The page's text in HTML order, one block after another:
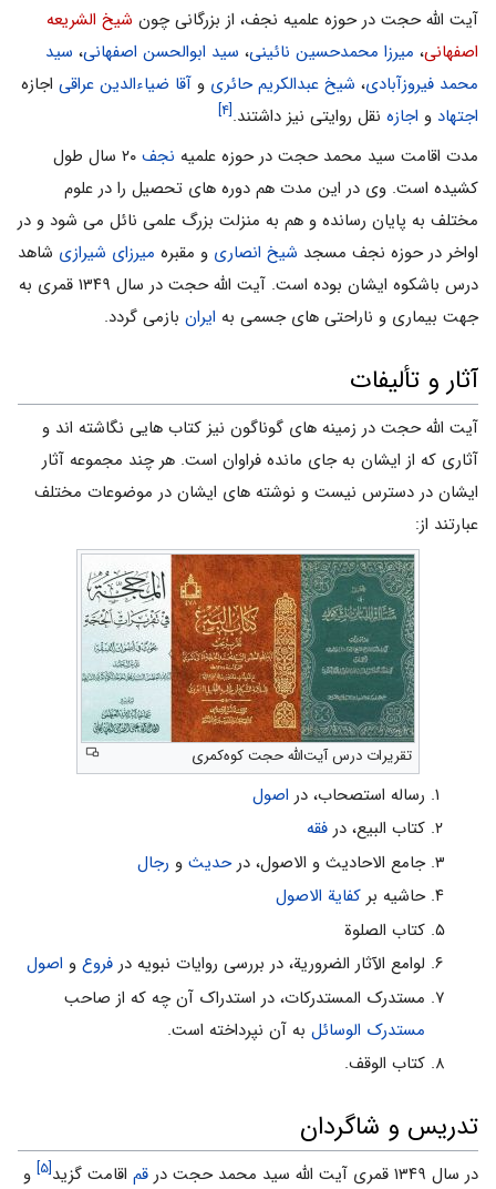
آیت الله حجت در حوزه علمیه نجف، از بزرگانى چون شیخ الشریعه
اصفهانى، میرزا محمدحسین نائینى، سید ابوالحسن اصفهانى، سید
محمد فیروزآبادی، شیخ عبدالکریم حائرى و آقا ضیاءالدین عراقى اجازه
اجتهاد و اجازه نقل روایتى نیز داشتند.[۴]
مدت اقامت سید محمد حجت در حوزه علمیه نجف
۲۰ سال طول
کشیده است. وى در این مدت هم دوره هاى تحصیل را در علوم
مختلف به پایان رسانده و هم به منزلت بزرگ علمى نائل مى شود و در
اواخر در حوزه نجف مسجد شیخ انصارى و مقبره میرزاى شیرازى شاهد
درس باشکوه ایشان بوده است. آیت الله حجت در سال ۱۳۴۹ قمرى به
جهت بیمارى و ناراحتى هاى جسمى به ایران بازمى گردد.
آثار و تألیفات
آیت الله حجت در زمینه هاى گوناگون نیز کتاب هایى نگاشته اند و
آثارى که از ایشان به جاى مانده فراوان است. هر چند مجموعه آثار
ایشان در دسترس نیست و نوشته هاى ایشان در موضوعات مختلف
عبارتند از:
تقریرات درس آیت‌الله حجت کوه‌کمری
رساله استصحاب، در اصول
کتاب البیع، در فقه
جامع الاحادیث و الاصول، درحدیثو رجال
حاشیه بر کفایة الاصول
کتاب الصلوة
لوامع الآثار الضروریة، در بررسى روایات نبویه در فروعو اصول
مستدرک المستدرکات، در استدراک آن چه که از صاحب
مستدرک الوسائلبه آن نپرداخته است.
کتاب الوقف.
تدریس و شاگردان
در سال ۱۳۴۹ قمرى آیت الله سید محمد حجت در قم اقامت گزید[۵]
و